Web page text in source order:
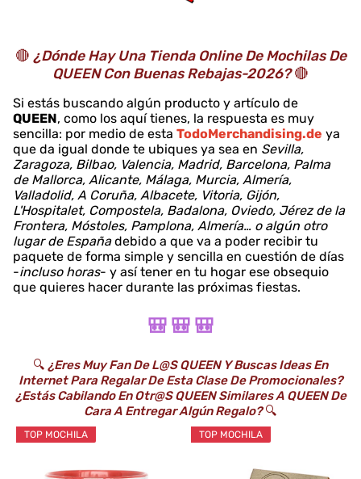
🔴 ¿Dónde Hay Una Tienda Online De Mochilas De
QUEEN Con Buenas Rebajas-2026?🔴
Si estás buscando algún producto y artículo de
QUEEN, como los aquí tienes, la respuesta es muy
sencilla: por medio de esta TodoMerchandising.de ya
que da igual donde te ubiques ya sea en Sevilla,
Zaragoza, Bilbao, Valencia, Madrid, Barcelona, Palma
de Mallorca, Alicante, Málaga, Murcia, Almería,
Valladolid, A Coruña, Albacete, Vitoria, Gijón,
L'Hospitalet, Compostela, Badalona, Oviedo, Jérez de la
Frontera, Móstoles, Pamplona, Almería… o algún otro
lugar de Españadebido a que va a poder recibir tu
paquete de forma simple y sencilla en cuestión de días
-incluso horas- y así tener en tu hogar ese obsequio
que quieres hacer durante las próximas fiestas.
🎒 🎒 🎒
🔍 ¿Eres Muy Fan De L@s QUEEN Y Buscas Ideas En
Internet Para Regalar De Esta Clase De Promocionales?
¿Estás Cabilando En Otr@s QUEEN Similares A QUEEN De
Cara A Entregar Algún Regalo?🔍
TOP MOCHILA TOP MOCHILA